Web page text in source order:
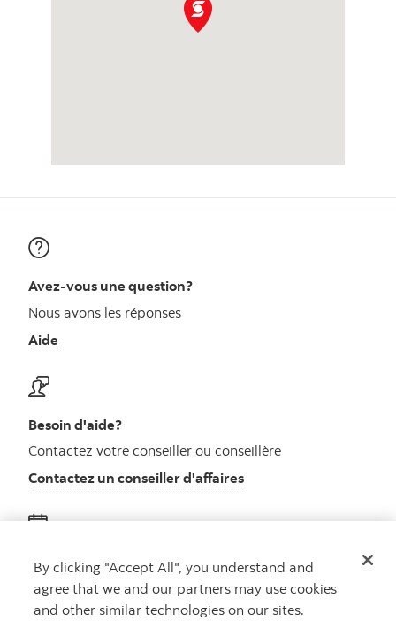
Avez-vous une question?
Nous avons les réponses
Aide
Besoin d'aide?
Contactez votre conseiller ou conseillère
Contactez un conseiller d'affaires
Obtenez des conseils
Rencontrez un conseiller
Prenez rendez-vous
By clicking "Accept All", you understand and
agree that we and our partners may use cookies
and other similar technologies on our sites.